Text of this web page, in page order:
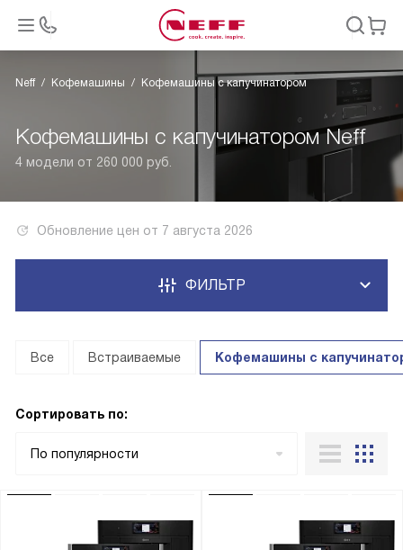
Neff Кофемашины Кофемашины с капучинатором
Кофемашины с капучинатором Neff
4 модели от 260 000 руб.
Обновление цен от 7 августа 2026
ФИЛЬТР
Все Встраиваемые Кофемашины с
Сортировать по:
По популярности